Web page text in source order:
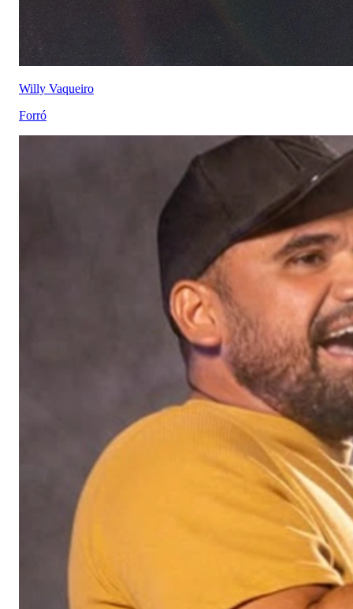
Willy Vaqueiro
Forró